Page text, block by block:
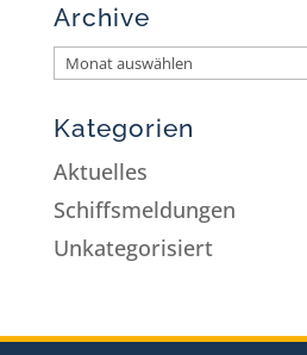
Archive
Kategorien
Aktuelles
Schiffsmeldungen
Unkategorisiert